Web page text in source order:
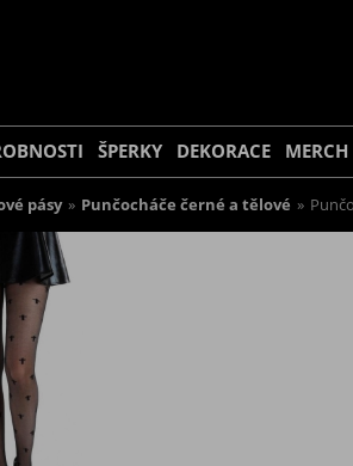
ŠPERKY DEKORACE MERCH
pásy » Punčocháče černé a tělové »